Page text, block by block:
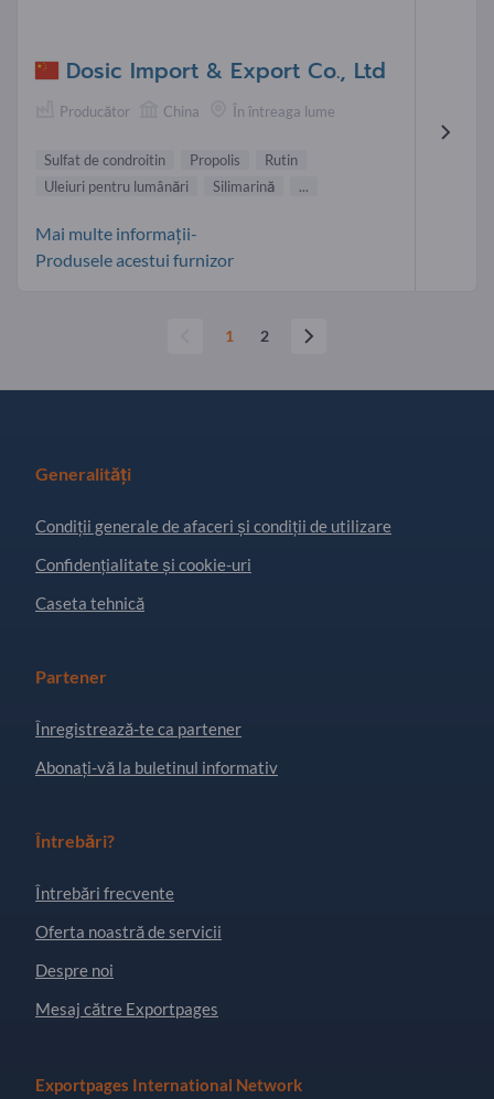
Dosic Import & Export Co., Ltd
Producător China În întreaga lume
Sulfat de condroitin Propolis
Rutin
Uleiuri pentru lumânări
Silimarină ...
Mai multe informații-
Produsele acestui furnizor
1 2
Generalități
Condiţii generale de afaceri și condiții de utilizare
Confidențialitate și cookie-uri
Caseta tehnică
Partener
Înregistrează-te ca partener
Abonați-vă la buletinul informativ
Întrebări?
Întrebări frecvente
Oferta noastră de servicii
Despre noi
Mesaj către Exportpages
Exportpages International Network